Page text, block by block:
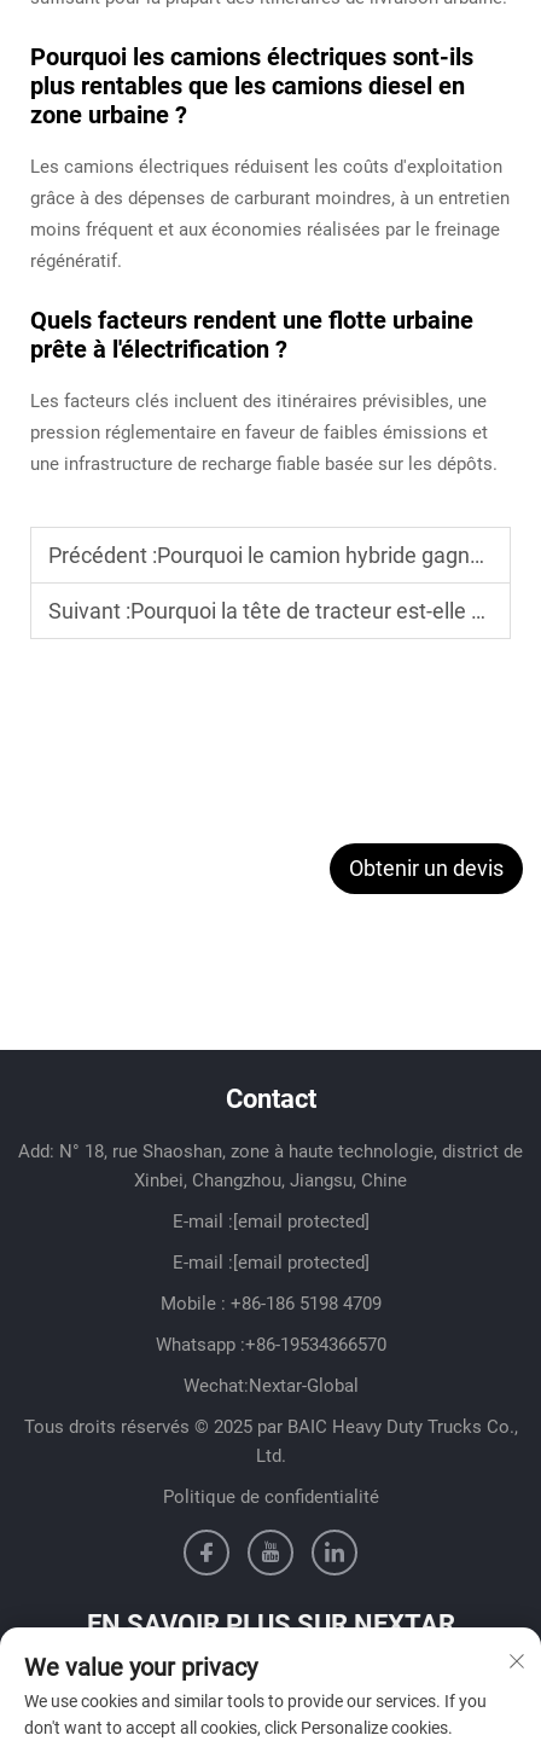
Pourquoi les camions électriques sont-ils
plus rentables que les camions diesel en
zone urbaine ?
Les camions électriques réduisent les coûts d'exploitation
grâce à des dépenses de carburant moindres, à un entretien
moins fréquent et aux économies réalisées par le freinage
régénératif.
Quels facteurs rendent une flotte urbaine
prête à l'électrification ?
Les facteurs clés incluent des itinéraires prévisibles, une
pression réglementaire en faveur de faibles émissions et
une infrastructure de recharge fiable basée sur les dépôts.
Précédent :Pourquoi le camion hybride gagne-t-il en popularité dans le transport commercial ?
Suivant :Pourquoi la tête de tracteur est-elle un composant clé dans le transport lourd ?
Obtenir un devis
Contact
Add: N° 18, rue Shaoshan, zone à haute technologie, district de
Xinbei, Changzhou, Jiangsu, Chine
E-mail :[email protected]
E-mail :[email protected]
Mobile : +86-186 5198 4709
Whatsapp :+86-19534366570
Wechat:Nextar-Global
Tous droits réservés © 2025 par BAIC Heavy Duty Trucks Co.,
Ltd.
Politique de confidentialité
EN SAVOIR PLUS SUR NEXTAR
Contactez notre équipe commerciale dans votre pays
We value your privacy
We use cookies and similar tools to provide our services. If you
don't want to accept all cookies, click Personalize cookies.